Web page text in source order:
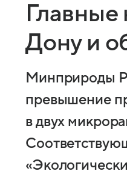
Главные
Дону и
Минприроды
превышение
в двух